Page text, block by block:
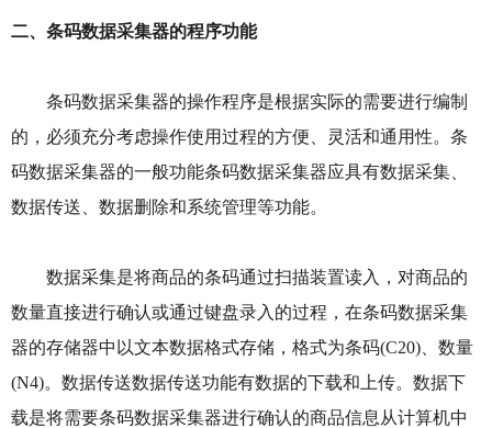
二、条码数据采集器的程序功能
条码数据采集器的操作程序是根据实际的需要进行编制
的，必须充分考虑操作使用过程的方便、灵活和通用性。条
码数据采集器的一般功能条码数据采集器应具有数据采集、
数据传送、数据删除和系统管理等功能。
数据采集是将商品的条码通过扫描装置读入，对商品的
数量直接进行确认或通过键盘录入的过程，在条码数据采集
器的存储器中以文本数据格式存储，格式为条码(C20)、数量
(N4)。数据传送数据传送功能有数据的下载和上传。数据下
载是将需要条码数据采集器进行确认的商品信息从计算机中